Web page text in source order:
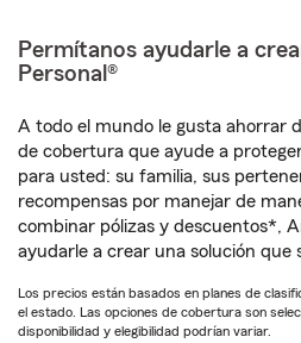
Permítanos ayudarle a
Personal®
A todo el mundo le gusta ahorrar
de cobertura que ayude a
para usted: su familia, sus
recompensas por manejar de
combinar pólizas y descuentos*,
ayudarle a crear una solución que
Los precios están basados en planes de
el estado. Las opciones de cobertura son
disponibilidad y elegibilidad podrían variar.